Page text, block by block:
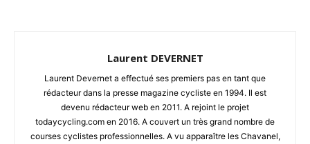
Laurent DEVERNET
Laurent Devernet a effectué ses premiers pas en tant que
rédacteur dans la presse magazine cycliste en 1994. Il est
devenu rédacteur web en 2011. A rejoint le projet
todaycycling.com en 2016. A couvert un très grand nombre de
courses cyclistes professionnelles. A vu apparaître les Chavanel,